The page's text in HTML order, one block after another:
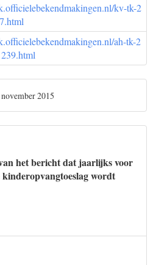
kv-tk-2
ah-tk-2
2015
het bericht dat jaarlijks voor
kinderopvangtoeslag wordt